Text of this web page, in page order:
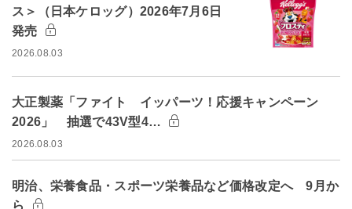
ス＞（日本ケロッグ）2026年7月6日
発売
2026.08.03
大正製薬「ファイト イッパーツ！応援キャンペーン
2026」 抽選で43V型4…
2026.08.03
明治、栄養食品・スポーツ栄養品など価格改定へ 9月か
ら